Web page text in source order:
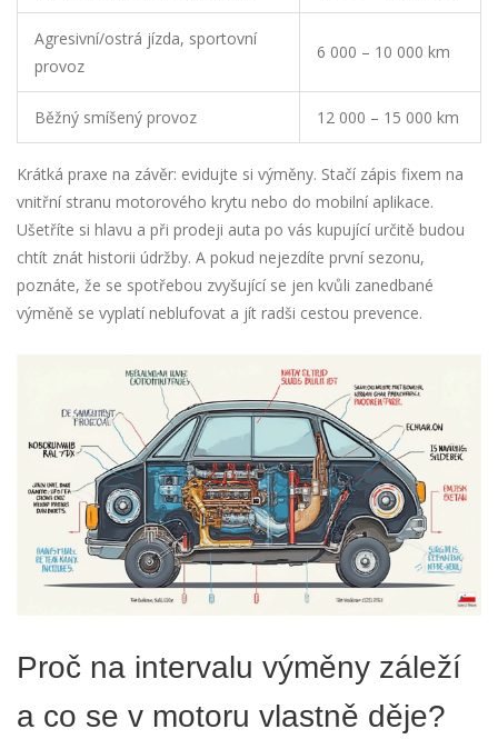
Agresivní/ostrá jízda, sportovní
provoz
6 000 – 10 000 km
Běžný smíšený provoz 12 000 – 15 000 km
Krátká praxe na závěr: evidujte si výměny. Stačí zápis fixem na
vnitřní stranu motorového krytu nebo do mobilní aplikace.
Ušetříte si hlavu a při prodeji auta po vás kupující určitě budou
chtít znát historii údržby. A pokud nejezdíte první sezonu,
poznáte, že se spotřebou zvyšující se jen kvůli zanedbané
výměně se vyplatí neblufovat a jít radši cestou prevence.
Proč na intervalu výměny záleží
a co se v motoru vlastně děje?